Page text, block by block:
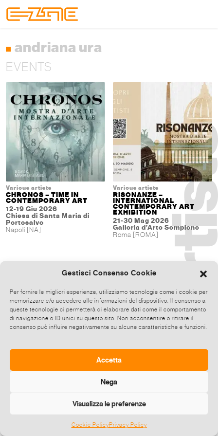
Gestisci Consenso Cookie
Per fornire le migliori esperienze, utilizziamo tecnologie come i cookie per
memorizzare e/o accedere alle informazioni del dispositivo. Il consenso a
queste tecnologie ci permetterà di elaborare dati come il comportamento
di navigazione o ID unici su questo sito. Non acconsentire o ritirare il
consenso può influire negativamente su alcune caratteristiche e funzioni.
Accetta
Nega
Visualizza le preferenze
Cookie PolicyPrivacy Policy
andriana ura
EVENTS
Various artists
CHRONOS – TIME IN
CONTEMPORARY ART
12-19 Giu 2026
Chiesa di Santa Maria di
Portosalvo
Napoli [NA]
Various artists
RISONANZE –
INTERNATIONAL
CONTEMPORARY ART
EXHIBITION
21-30 Mag 2026
Galleria d’Arte Sempione
Roma [ROMA]
©2026 E-zine